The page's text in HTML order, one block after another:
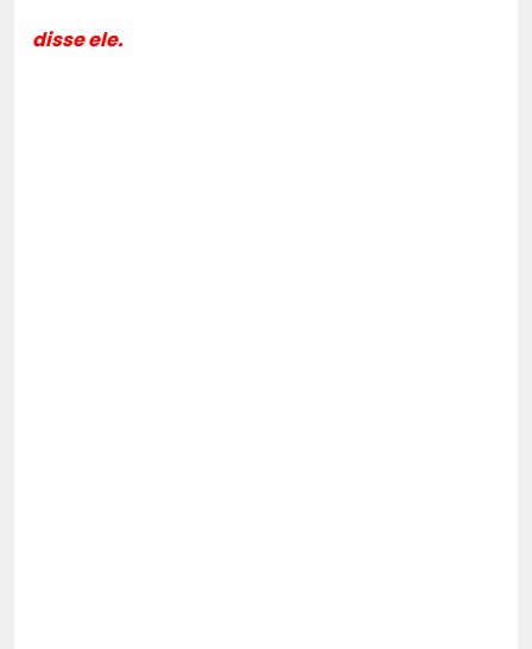
disse ele.